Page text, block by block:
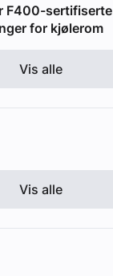
F400-sertifiserte
for kjølerom
Vis alle
Vis alle